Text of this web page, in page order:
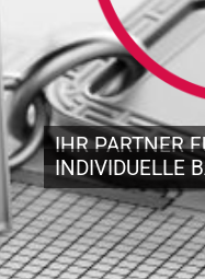
IHR PARTNER
INDIVIDUELLE